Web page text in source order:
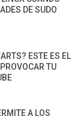
DE SUDO
ESTE ES EL
TU
A LOS